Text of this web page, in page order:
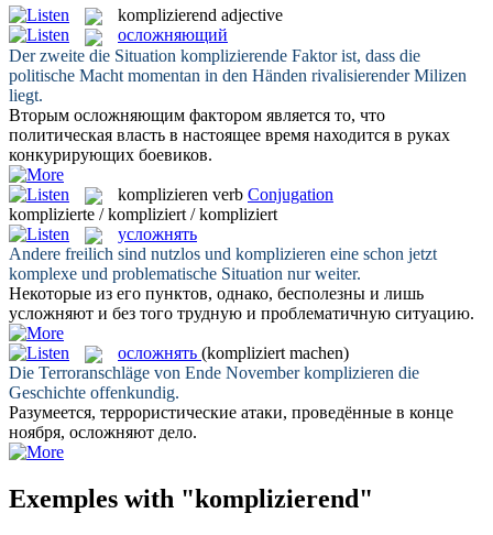
komplizierend adjective
осложняющий
Der zweite die Situation komplizierende Faktor ist, dass die
politische Macht momentan in den Händen rivalisierender Milizen
liegt.
Вторым осложняющим фактором является то, что
политическая власть в настоящее время находится в руках
конкурирующих боевиков.
komplizieren verb Conjugation
komplizierte / kompliziert / kompliziert
усложнять
Andere freilich sind nutzlos und komplizieren eine schon jetzt
komplexe und problematische Situation nur weiter.
Некоторые из его пунктов, однако, бесполезны и лишь
усложняют и без того трудную и проблематичную ситуацию.
осложнять (kompliziert machen)
Die Terroranschläge von Ende Novemberkomplizieren die
Geschichte offenkundig.
Разумеется, террористические атаки, проведённые в конце
ноября, осложняют дело.
Exemples with "komplizierend"